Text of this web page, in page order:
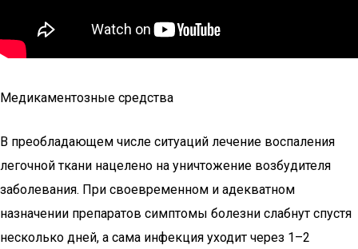
Медикаментозные средства
В преобладающем числе ситуаций лечение воспаления
легочной ткани нацелено на уничтожение возбудителя
заболевания. При своевременном и адекватном
назначении препаратов симптомы болезни слабнут спустя
несколько дней, а сама инфекция уходит через 1–2